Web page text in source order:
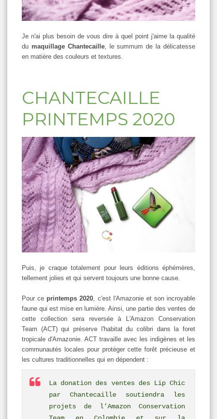
Je n'ai plus besoin de vous dire à quel point j'aime la qualité
du maquillage Chantecaille, le summum de la délicatesse
en matière des couleurs et textures.
CHANTECAILLE
PRINTEMPS 2020
Puis, je craque totalement pour leurs éditions éphémères,
tellement jolies et qui servent toujours une bonne cause.
Pour ce printemps 2020, c'est l'Amazonie et son incroyable
faune qui est mise en lumière. Ainsi, une partie des ventes de
cette collection sera reversée à L'Amazon Conservation
Team (ACT) qui préserve l'habitat du colibri dans la foret
tropicale d'Amazonie. ACT travaille avec les indigènes et les
communautés locales pour protéger cette forêt précieuse et
les cultures traditionnelles qui en dépendent :
La donation des ventes des Lip Chic
par Chantecaille soutiendra les
projets de l’Amazon Conservation